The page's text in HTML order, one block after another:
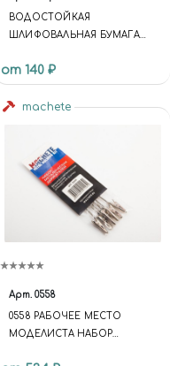
BОДОСТОЙКАЯ
ШЛИФОВАЛЬНАЯ БУМАГА
от 140 ₽
machete
Арт. 0558
0558 РАБОЧЕЕ МЕСТО
МОДЕЛИСТА НАБОР